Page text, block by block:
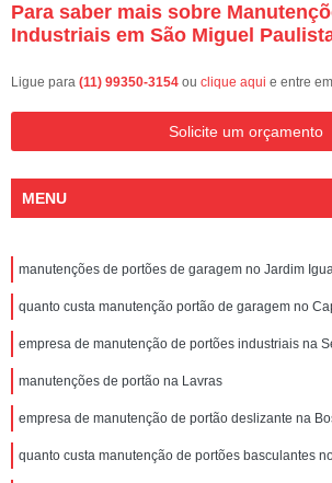
Para saber mais sobre
Industriais em São Miguel
Ligue para (11) 99350-3154 ou clique aqui e entre
Solicite um orçamento
MENU
manutenções de portões de garagem no Jardim
quanto custa manutenção portão de garagem no
empresa de manutenção de portões industriais na
manutenções de portão na Lavras
empresa de manutenção de portão deslizante na
quanto custa manutenção de portões basculantes